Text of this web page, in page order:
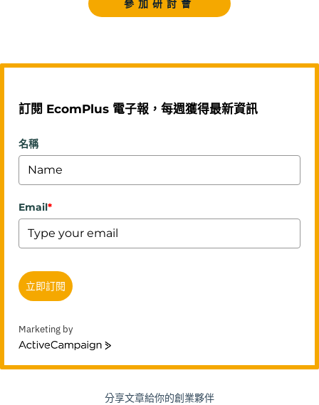
參加研討會
訂閱 EcomPlus 電子報，每週獲得最新資訊
名稱
Email*
立即訂閱
Marketing by
ActiveCampaign
分享文章給你的創業夥伴